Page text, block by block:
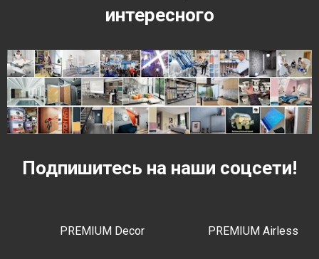
интересного
Подпишитесь на наши соцсети!
PREMIUM Decor PREMIUM Airless